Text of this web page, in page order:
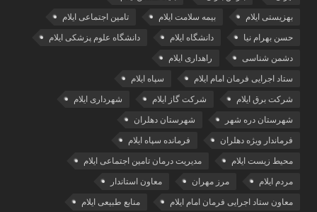
بهزیستی ایلام بیمه سلامت ایلام تامین اجتماعی ایلام
حسن بهرام نیا دانشگاه ایلام دانشگاه علوم پزشکی ایلام
دشمن شناسی راهداری ایلام
ستاد اجرایی فرمان امام ایلام سپاه ایلام
شرکت برق ایلام شرکت گاز ایلام شهرداری ایلام
شهرستان دره شهر شهرستان دهلران
فرماندار ویژه دهلران فرمانده سپاه ایلام
محیط زیست ایلام مدیریت درمان تامین اجتماعی ایلام
مردم ایلام مرز مهران معاون استاندار
معاون ستاد اجرایی فرمان امام ایلام منابع طبیعی ایلام